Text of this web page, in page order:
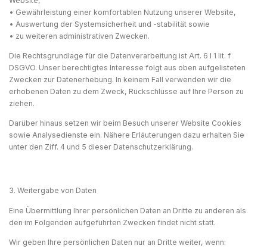
• Gewährleistung einer komfortablen Nutzung unserer Website,
• Auswertung der Systemsicherheit und -stabilität sowie
• zu weiteren administrativen Zwecken.
Die Rechtsgrundlage für die Datenverarbeitung ist Art. 6 I 1 lit. f
DSGVO. Unser berechtigtes Interesse folgt aus oben aufgelisteten
Zwecken zur Datenerhebung. In keinem Fall verwenden wir die
erhobenen Daten zu dem Zweck, Rückschlüsse auf Ihre Person zu
ziehen.
Darüber hinaus setzen wir beim Besuch unserer Website Cookies
sowie Analysedienste ein. Nähere Erläuterungen dazu erhalten Sie
unter den Ziff. 4 und 5 dieser Datenschutzerklärung.
3. Weitergabe von Daten
Eine Übermittlung Ihrer persönlichen Daten an Dritte zu anderen als
den im Folgenden aufgeführten Zwecken findet nicht statt.
Wir geben Ihre persönlichen Daten nur an Dritte weiter, wenn: